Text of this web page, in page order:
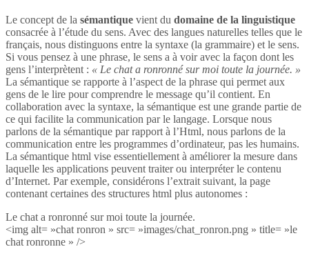
Le concept de la sémantique vient du domaine de la linguistique
consacrée à l’étude du sens. Avec des langues naturelles telles que le
français, nous distinguons entre la syntaxe (la grammaire) et le sens.
Si vous pensez à une phrase, le sens a à voir avec la façon dont les
gens l’interprètent : « Le chat a ronronné sur moi toute la journée. »
La sémantique se rapporte à l’aspect de la phrase qui permet aux
gens de le lire pour comprendre le message qu’il contient. En
collaboration avec la syntaxe, la sémantique est une grande partie de
ce qui facilite la communication par le langage. Lorsque nous
parlons de la sémantique par rapport à l’Html, nous parlons de la
communication entre les programmes d’ordinateur, pas les humains.
La sémantique html vise essentiellement à améliorer la mesure dans
laquelle les applications peuvent traiter ou interpréter le contenu
d’Internet. Par exemple, considérons l’extrait suivant, la page
contenant certaines des structures html plus autonomes :
Le chat a ronronné sur moi toute la journée.
<img alt= »chat ronron » src= »images/chat_ronron.png » title= »le
chat ronronne » />